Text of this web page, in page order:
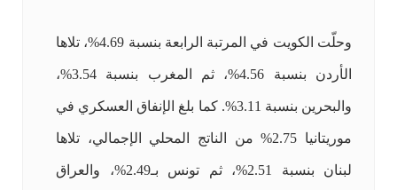
وحلّت الكويت في المرتبة الرابعة بنسبة 4.69%، تلاها
الأردن بنسبة 4.56%، ثم المغرب بنسبة 3.54%،
والبحرين بنسبة 3.11%. كما بلغ الإنفاق العسكري في
موريتانيا 2.75% من الناتج المحلي الإجمالي، تلاها
لبنان بنسبة 2.51%، ثم تونس بـ2.49%، والعراق